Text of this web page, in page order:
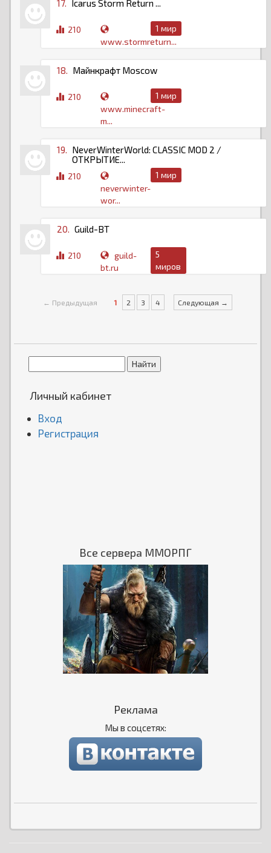
17. Icarus Storm Return ...
210
www.stormreturn...
1 мир
18. Майнкрафт Moscow
210
www.minecraft-
m...
1 мир
19. NeverWinterWorld: CLASSIC MOD 2 /
ОТКРЫТИЕ...
210
neverwinter-
wor...
1 мир
20. Guild-BT
210
guild-
bt.ru
5
миров
← Предыдущая 1 2 3 4 Следующая →
Личный кабинет
Вход
Регистрация
Все сервера ММОРПГ
Реклама
Мы в соцсетях: